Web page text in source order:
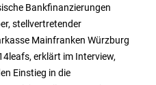
Bankfinanzierungen
stellvertretender
Mainfranken Würzburg
erklärt im Interview,
Einstieg in die